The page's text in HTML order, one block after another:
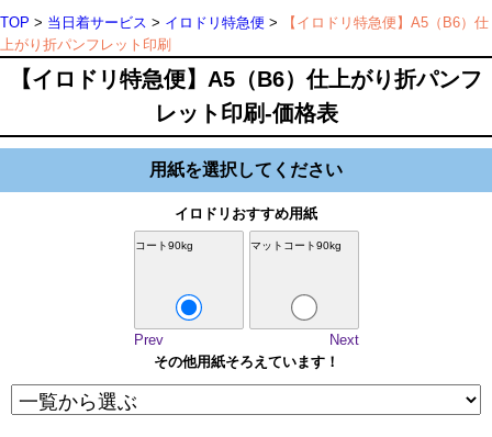
TOP > 当日着サービス > イロドリ特急便 >
【イロドリ特急便】A5（B6）仕
上がり折パンフレット印刷
【イロドリ特急便】A5（B6）仕上がり折パンフ
レット印刷-価格表
用紙を選択してください
イロドリおすすめ用紙
コート90kg マットコート90kg
Prev
Next
その他用紙そろえています！